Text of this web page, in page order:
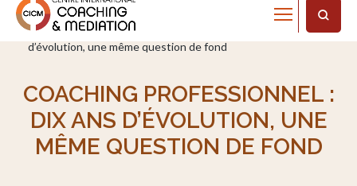
Home Actualités
d’évolution, une même question de fond
COACHING PROFESSIONNEL :
DIX ANS D’ÉVOLUTION, UNE
MÊME QUESTION DE FOND